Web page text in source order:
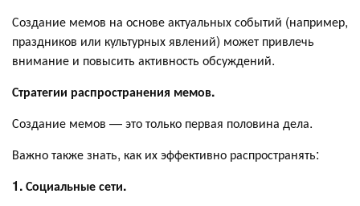
Создание мемов на основе актуальных событий (например,
праздников или культурных явлений) может привлечь
внимание и повысить активность обсуждений.
Стратегии распространения мемов.
Создание мемов — это только первая половина дела.
Важно также знать, как их эффективно распространять:
1. Социальные сети.